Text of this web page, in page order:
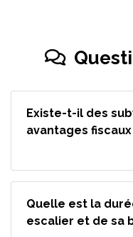
Existe-t-il des
avantages
Quelle est la
escalier et de sa